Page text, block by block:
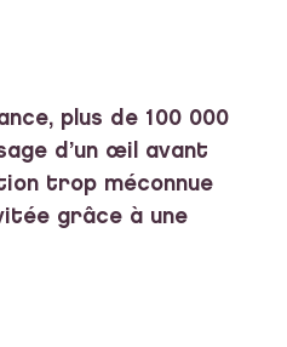
plus de 100 000
d’un œil avant
trop méconnue
grâce à une